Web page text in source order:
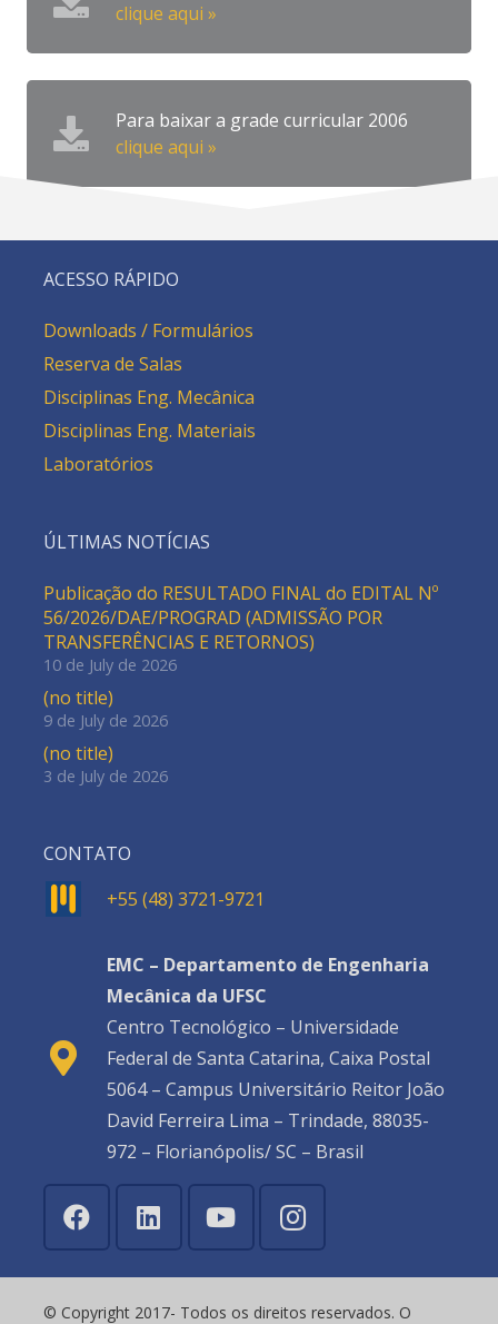
clique aqui »
Para baixar a grade curricular 2006
clique aqui »
ACESSO RÁPIDO
Downloads / Formulários
Reserva de Salas
Disciplinas Eng. Mecânica
Disciplinas Eng. Materiais
Laboratórios
ÚLTIMAS NOTÍCIAS
Publicação do RESULTADO FINAL do EDITAL Nº
56/2026/DAE/PROGRAD (ADMISSÃO POR
TRANSFERÊNCIAS E RETORNOS)
10 de July de 2026
(no title)
9 de July de 2026
(no title)
3 de July de 2026
CONTATO
+55 (48) 3721-9721
EMC – Departamento de Engenharia
Mecânica da UFSC
Centro Tecnológico – Universidade
Federal de Santa Catarina, Caixa Postal
5064 – Campus Universitário Reitor João
David Ferreira Lima – Trindade, 88035-
972 – Florianópolis/ SC – Brasil
© Copyright 2017- Todos os direitos reservados. O